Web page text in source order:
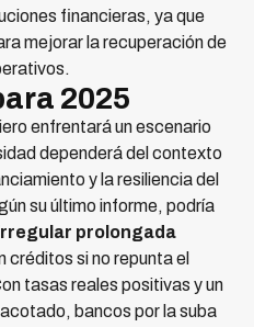
financieras, ya que
mejorar la recuperación de
2025
enfrentará un escenario
dependerá del contexto
y la resiliencia del
su último informe, podría
prolongada
créditos si no repunta el
tasas reales positivas y un
bancos por la suba